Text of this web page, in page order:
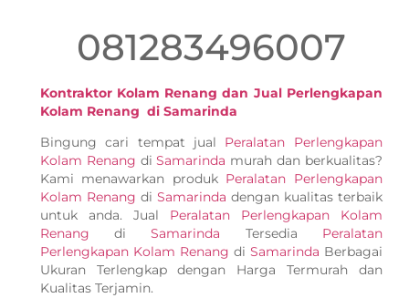
081283496007
Kontraktor Kolam Renang dan Jual Perlengkapan
Kolam Renang di Samarinda
Bingung cari tempat jual Peralatan Perlengkapan
Kolam Renang diSamarinda murah dan berkualitas?
Kami menawarkan produk Peralatan Perlengkapan
Kolam Renang di Samarinda dengan kualitas terbaik
untuk anda. Jual Peralatan Perlengkapan Kolam
Renang diSamarinda Tersedia Peralatan
Perlengkapan Kolam Renang di Samarinda Berbagai
Ukuran Terlengkap dengan Harga Termurah dan
Kualitas Terjamin.